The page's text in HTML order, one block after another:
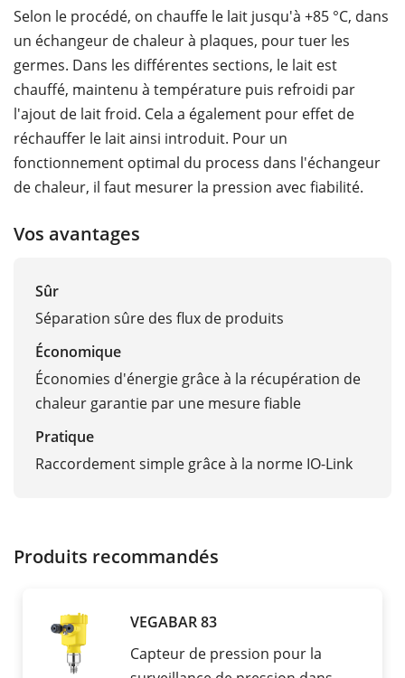
Selon le procédé, on chauffe le lait jusqu'à +85 °C, dans
un échangeur de chaleur à plaques, pour tuer les
germes. Dans les différentes sections, le lait est
chauffé, maintenu à température puis refroidi par
l'ajout de lait froid. Cela a également pour effet de
réchauffer le lait ainsi introduit. Pour un
fonctionnement optimal du process dans l'échangeur
de chaleur, il faut mesurer la pression avec fiabilité.
Vos avantages
Sûr
Séparation sûre des flux de produits
Économique
Économies d'énergie grâce à la récupération de
chaleur garantie par une mesure fiable
Pratique
Raccordement simple grâce à la norme IO-Link
Produits recommandés
VEGABAR 83
Capteur de pression pour la